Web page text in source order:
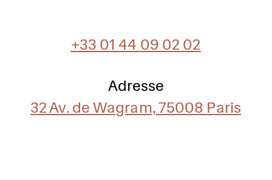
+33 01 44 09 02 02
Adresse
32 Av. de Wagram, 75008 Paris